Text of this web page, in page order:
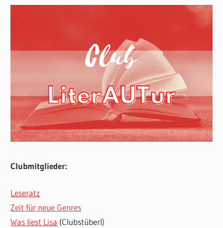
Clubmitglieder:
Leseratz
Zeit für neue Genres
Was liest Lisa (Clubstüberl)